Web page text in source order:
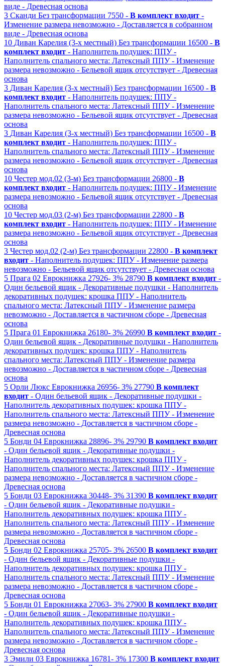
виде - Древесная основа
3 Сканди Без трансформации 7550 - В комплект входит -
Изменение размера невозможно - Доставляется в собранном
виде - Древесная основа
10 Диван Карелия (3-х местный) Без трансформации 16500 - В
комплект входит - Наполнитель подушек: ППУ -
Наполнитель спального места: Латексный ППУ - Изменение
размера невозможно - Бельевой ящик отсутствует - Древесная
основа
3 Диван Карелия (3-х местный) Без трансформации 16500 - В
комплект входит - Наполнитель подушек: ППУ -
Наполнитель спального места: Латексный ППУ - Изменение
размера невозможно - Бельевой ящик отсутствует - Древесная
основа
3 Диван Карелия (3-х местный) Без трансформации 16500 - В
комплект входит - Наполнитель подушек: ППУ -
Наполнитель спального места: Латексный ППУ - Изменение
размера невозможно - Бельевой ящик отсутствует - Древесная
основа
10 Честер мод.02 (3-м) Без трансформации 26800 - В
комплект входит - Наполнитель подушек: ППУ - Изменение
размера невозможно - Бельевой ящик отсутствует - Древесная
основа
10 Честер мод.03 (2-м) Без трансформации 22800 - В
комплект входит - Наполнитель подушек: ППУ - Изменение
размера невозможно - Бельевой ящик отсутствует - Древесная
основа
3 Честер мод.02 (2-м) Без трансформации 22800 - В комплект
входит - Наполнитель подушек: ППУ - Изменение размера
невозможно - Бельевой ящик отсутствует - Древесная основа
5 Прага 02 Еврокнижка 27926- 3% 28790 В комплект входит -
Один бельевой ящик - Декоративные подушки - Наполнитель
декоративных подушек: крошка ППУ - Наполнитель
спального места: Латексный ППУ - Изменение размера
невозможно - Доставляется в частичном сборе - Древесная
основа
5 Прага 01 Еврокнижка 26180- 3% 26990 В комплект входит -
Один бельевой ящик - Декоративные подушки - Наполнитель
декоративных подушек: крошка ППУ - Наполнитель
спального места: Латексный ППУ - Изменение размера
невозможно - Доставляется в частичном сборе - Древесная
основа
5 Орли Люкс Еврокнижка 26956- 3% 27790 В комплект
входит - Один бельевой ящик - Декоративные подушки -
Наполнитель декоративных подушек: крошка ППУ -
Наполнитель спального места: Латексный ППУ - Изменение
размера невозможно - Доставляется в частичном сборе -
Древесная основа
5 Бонди 04 Еврокнижка 28896- 3% 29790 В комплект входит
- Один бельевой ящик - Декоративные подушки -
Наполнитель декоративных подушек: крошка ППУ -
Наполнитель спального места: Латексный ППУ - Изменение
размера невозможно - Доставляется в частичном сборе -
Древесная основа
5 Бонди 03 Еврокнижка 30448- 3% 31390 В комплект входит
- Один бельевой ящик - Декоративные подушки -
Наполнитель декоративных подушек: крошка ППУ -
Наполнитель спального места: Латексный ППУ - Изменение
размера невозможно - Доставляется в частичном сборе -
Древесная основа
5 Бонди 02 Еврокнижка 25705- 3% 26500 В комплект входит
- Один бельевой ящик - Декоративные подушки -
Наполнитель декоративных подушек: крошка ППУ -
Наполнитель спального места: Латексный ППУ - Изменение
размера невозможно - Доставляется в частичном сборе -
Древесная основа
5 Бонди 01 Еврокнижка 27063- 3% 27900 В комплект входит
- Один бельевой ящик - Декоративные подушки -
Наполнитель декоративных подушек: крошка ППУ -
Наполнитель спального места: Латексный ППУ - Изменение
размера невозможно - Доставляется в частичном сборе -
Древесная основа
3 Эмили 03 Еврокнижка 16781- 3% 17300 В комплект входит